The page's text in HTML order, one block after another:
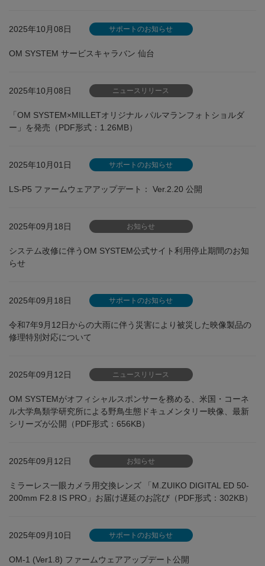
2025年10月08日 サポートのお知らせ
OM SYSTEM サービスキャラバン 仙台
2025年10月08日 ニュースリリース
「OM SYSTEM×MILLETオリジナル パルマランフォトショルダ
ー」を発売（PDF形式：1.26MB）
2025年10月01日 サポートのお知らせ
LS-P5 ファームウェアアップデート： Ver.2.20 公開
2025年09月18日 お知らせ
システム改修に伴うOM SYSTEM公式サイト利用停止期間のお知
らせ
2025年09月18日 サポートのお知らせ
令和7年9月12日からの大雨に伴う災害により被災した映像製品の
修理特別対応について
2025年09月12日 ニュースリリース
OM SYSTEMがオフィシャルスポンサーを務める、米国・コーネ
ル大学鳥類学研究所による野鳥生態ドキュメンタリー映像、最新
シリーズが公開（PDF形式：656KB）
2025年09月12日 お知らせ
ミラーレス一眼カメラ用交換レンズ 「M.ZUIKO DIGITAL ED 50-
200mm F2.8 IS PRO」お届け遅延のお詫び（PDF形式：302KB）
2025年09月10日 サポートのお知らせ
OM-1 (Ver1.8) ファームウェアアップデート公開